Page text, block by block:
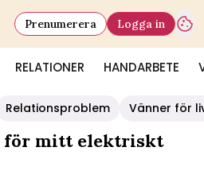
RELATIONER HANDARBETE
Prenumerera Logga in
Relationsproblem Vänner för
för mitt elektriskt